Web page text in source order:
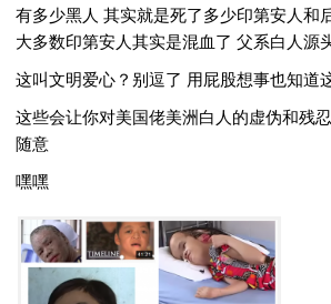
有多少黑人 其实就是死了多少印第安人和
大多数印第安人其实是混血了 父系白人源
这叫文明爱心？别逗了 用屁股想事也知道
这些会让你对美国佬美洲白人的虚伪和残
随意
嘿嘿